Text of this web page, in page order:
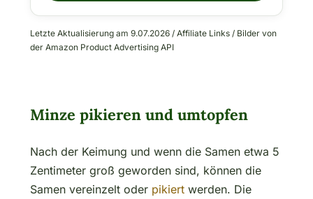
Letzte Aktualisierung am 9.07.2026 / Affiliate Links / Bilder von
der Amazon Product Advertising API
Minze pikieren und umtopfen
Nach der Keimung und wenn die Samen etwa 5
Zentimeter groß geworden sind, können die
Samen vereinzelt oder pikiertwerden. Die